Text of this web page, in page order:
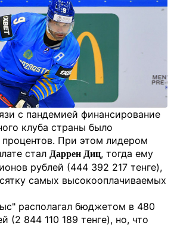
с пандемией финансирование
клуба страны было
При этом лидером
стал Даррен Диц, тогда ему
рублей (444 392 217 тенге),
самых высокооплачиваемых
располагал бюджетом в 480
(2 844 110 189 тенге), но, что